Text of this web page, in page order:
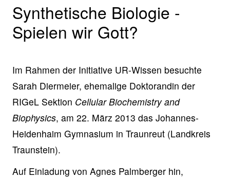
Synthetische Biologie -
Spielen wir Gott?
Im Rahmen der Initiative UR-Wissen besuchte
Sarah Diermeier, ehemalige Doktorandin der
RIGeL Sektion Cellular Biochemistry and
Biophysics, am 22. März 2013 das Johannes-
Heidenhaim Gymnasium in Traunreut (Landkreis
Traunstein).
Auf Einladung von Agnes Palmberger hin,